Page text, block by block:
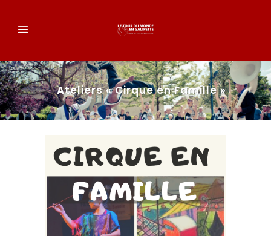
Ateliers « Cirque en Famille »